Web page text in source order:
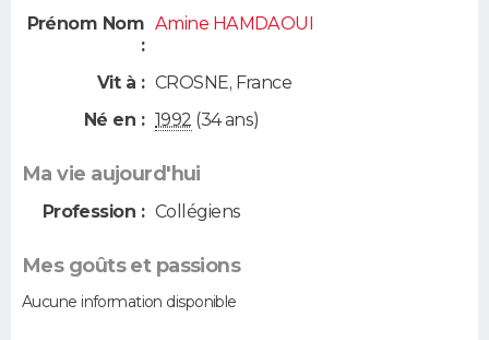
Prénom Nom
:
Amine HAMDAOUI
Vit à : CROSNE, France
Né en : 1992 (34 ans)
Ma vie aujourd'hui
Profession : Collégiens
Mes goûts et passions
Aucune information disponible